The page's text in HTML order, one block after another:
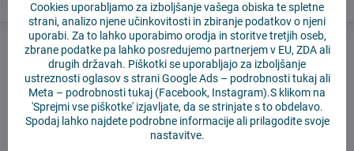
Časovnik nadzora Shippings
Producent:Aftermarket
✅ Takoj pripravljeno za pošiljanje
✅ BREZPLAČNA dostava nad 55 EUR
Cookies uporabljamo za izboljšanje vašega obiska te spletne
strani, analizo njene učinkovitosti in zbiranje podatkov o njeni
uporabi. Za to lahko uporabimo orodja in storitve tretjih oseb,
zbrane podatke pa lahko posredujemo partnerjem v EU, ZDA ali
drugih državah. Piškotki se uporabljajo za izboljšanje
ustreznosti oglasov s strani Google Ads – podrobnosti tukajali
Meta – podrobnosti tukaj (Facebook, Instagram).S klikom na
'Sprejmi vse piškotke' izjavljate, da se strinjate s to obdelavo.
Spodaj lahko najdete podrobne informacije ali prilagodite svoje
nastavitve.